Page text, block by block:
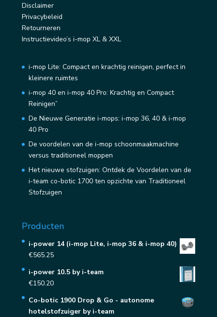
Disclaimer
Privacybeleid
Retourneren
Instructievideo’s i-mop XL & XXL
i-mop Lite: Compact en krachtig reinigen, perfect in
kleinere ruimtes
i-mop 40 en i-mop 40 Pro: Krachtig en Compact
Reinigen”
De Nieuwe Generatie i-mops: i-mop 36, 40 & i-mop
40 Pro
De voordelen van de i-mop schoonmaakmachine
versus traditioneel moppen
Het nieuwe stofzuigen: Ontdek de Voordelen van de
i-team co-botic 1700 ten opzichte van Traditioneel
Stofzuigen
Producten
i-power 14 (i-mop Lite, i-mop 36 & i-mop 40)
€565.25
i-power 10.5 by i-team
€150.20
Co-botic 1900 Drop & Go - autonome
hotelstofzuiger by i-team